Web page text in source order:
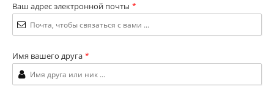
Ваш адрес электронной почты *
Имя вашего друга *